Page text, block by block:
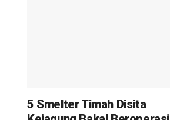
5 Smelter Timah Disita